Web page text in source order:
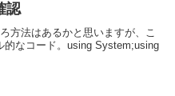
認
方法はあるかと思いますが、こ
的なコード。using System;using